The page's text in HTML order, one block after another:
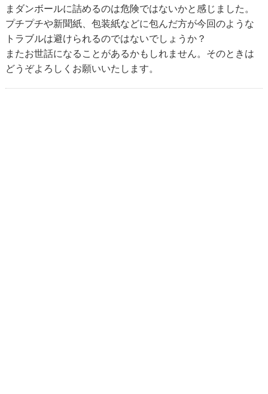
まダンボールに詰めるのは危険ではないかと感じました。
プチプチや新聞紙、包装紙などに包んだ方が今回のような
トラブルは避けられるのではないでしょうか？
またお世話になることがあるかもしれません。そのときは
どうぞよろしくお願いいたします。